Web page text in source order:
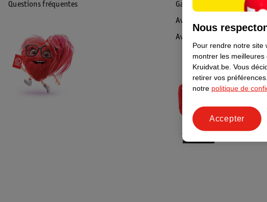
Questions fréquentes
Garantie
Avis de sécurité
Avis
Nous
Pour rendre notre site
montrer les
Kruidvat.be. Vous
retirer vos préférences.
notre politique de
Accepter